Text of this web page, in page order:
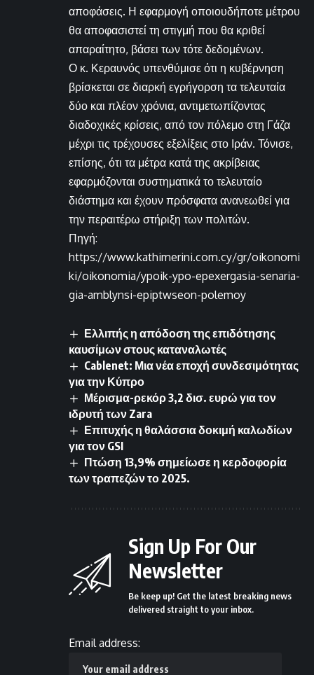
αποφάσεις. Η εφαρμογή οποιουδήποτε μέτρου
θα αποφασιστεί τη στιγμή που θα κριθεί
απαραίτητο, βάσει των τότε δεδομένων.
Ο κ. Κεραυνός υπενθύμισε ότι η κυβέρνηση
βρίσκεται σε διαρκή εγρήγορση τα τελευταία
δύο και πλέον χρόνια, αντιμετωπίζοντας
διαδοχικές κρίσεις, από τον πόλεμο στη Γάζα
μέχρι τις τρέχουσες εξελίξεις στο Ιράν. Τόνισε,
επίσης, ότι τα μέτρα κατά της ακρίβειας
εφαρμόζονται συστηματικά το τελευταίο
διάστημα και έχουν πρόσφατα ανανεωθεί για
την περαιτέρω στήριξη των πολιτών.
Πηγή:
https://www.kathimerini.com.cy/gr/oikonomi
ki/oikonomia/ypoik-ypo-epexergasia-senaria-
gia-amblynsi-epiptwseon-polemoy
Ελλιπής η απόδοση της επιδότησης
καυσίμων στους καταναλωτές
Cablenet: Μια νέα εποχή συνδεσιμότητας
για την Κύπρο
Μέρισμα-ρεκόρ 3,2 δισ. ευρώ για τον
ιδρυτή των Zara
Επιτυχής η θαλάσσια δοκιμή καλωδίων
για τον GSI
Πτώση 13,9% σημείωσε η κερδοφορία
των τραπεζών το 2025.
Sign Up For Our
Newsletter
Be keep up! Get the latest breaking news
delivered straight to your inbox.
Email address: